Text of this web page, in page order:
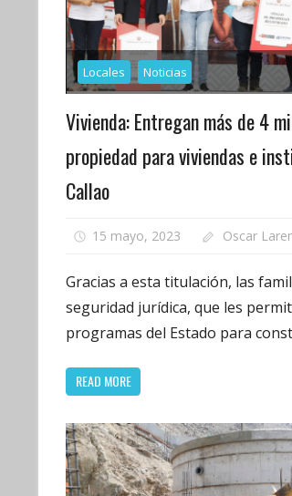
Locales Noticias
Vivienda: Entregan más de 4
propiedad para viviendas e
Callao
15 mayo, 2023 Oscar
Gracias a esta titulación, las
seguridad jurídica, que les
programas del Estado para
READ MORE